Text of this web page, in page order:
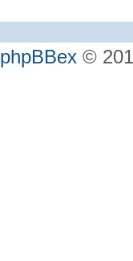
phpBBex ©